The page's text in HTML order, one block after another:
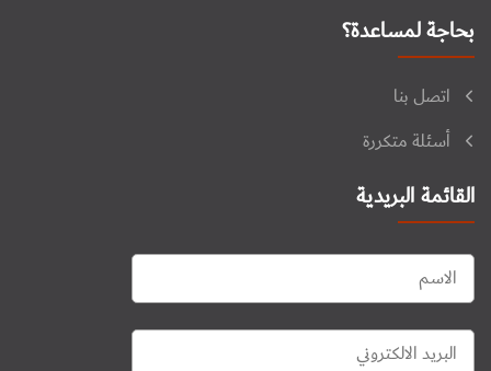
بحاجة لمساعدة؟
اتصل بنا
أسئلة متكررة
القائمة البريدية